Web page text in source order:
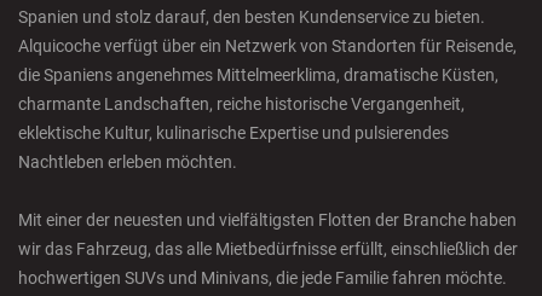
Spanien und stolz darauf, den besten Kundenservice zu bieten.
Alquicoche verfügt über ein Netzwerk von Standorten für Reisende,
die Spaniens angenehmes Mittelmeerklima, dramatische Küsten,
charmante Landschaften, reiche historische Vergangenheit,
eklektische Kultur, kulinarische Expertise und pulsierendes
Nachtleben erleben möchten.
Mit einer der neuesten und vielfältigsten Flotten der Branche haben
wir das Fahrzeug, das alle Mietbedürfnisse erfüllt, einschließlich der
hochwertigen SUVs und Minivans, die jede Familie fahren möchte.